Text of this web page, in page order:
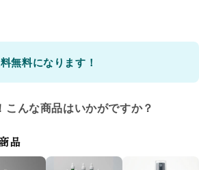
無料になります！
こんな商品はいかがですか？
品